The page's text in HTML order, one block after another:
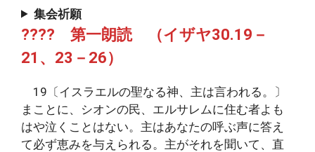
集会祈願
???? 第一朗読 （イザヤ30.19－
21、23－26）
19〔イスラエルの聖なる神、主は言われる。〕
まことに、シオンの民、エルサレムに住む者よも
はや泣くことはない。主はあなたの呼ぶ声に答え
て必ず恵みを与えられる。主がそれを聞いて、直